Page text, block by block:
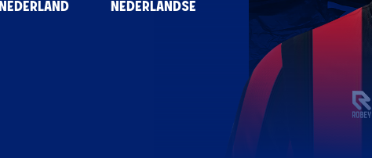
NEDERLAND NEDERLANDSE